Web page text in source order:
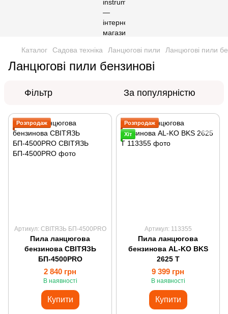
Каталог Садова техніка Ланцюгові пили Ланцюгові пили
Ланцюгові пили бензинові
Фільтр За популярністю
Розпродаж
Артикул: СВІТЯЗЬ БП-4500PRO
Пила ланцюгова
бензинова СВІТЯЗЬ
БП-4500PRO
2 840 грн
В наявності
Купити
Розпродаж
Хіт
Артикул: 113355
Пила ланцюгова
бензинова AL-KO BKS
2625 T
9 399 грн
В наявності
Купити